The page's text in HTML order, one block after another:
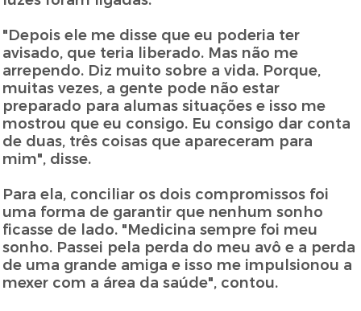
"Depois ele me disse que eu poderia ter
avisado, que teria liberado. Mas não me
arrependo. Diz muito sobre a vida. Porque,
muitas vezes, a gente pode não estar
preparado para alumas situações e isso me
mostrou que eu consigo. Eu consigo dar conta
de duas, três coisas que apareceram para
mim", disse.
Para ela, conciliar os dois compromissos foi
uma forma de garantir que nenhum sonho
ficasse de lado. "Medicina sempre foi meu
sonho. Passei pela perda do meu avô e a perda
de uma grande amiga e isso me impulsionou a
mexer com a área da saúde", contou.